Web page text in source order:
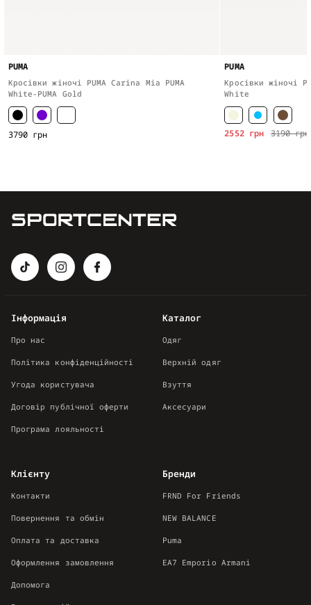
PUMA
Кросівки жіночі PUMA Carina Mia PUMA
White-PUMA Gold
3790 грн
PUMA
Кросівки жіночі
White
3190 грн
2552 грн
Каталог
Одяг
Верхній одяг
Взуття
Аксесуари
Інформація
Про нас
Політика конфіденційності
Угода користувача
Договір публічної оферти
Програма лояльності
Клієнту
Контакти
Повернення та обмін
Оплата та доставка
Оформлення замовлення
Допомога
Бренди
FRND For Friends
NEW BALANCE
Puma
EA7 Emporio Armani